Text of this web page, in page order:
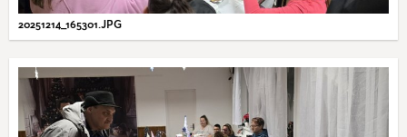
20251214_165301.JPG